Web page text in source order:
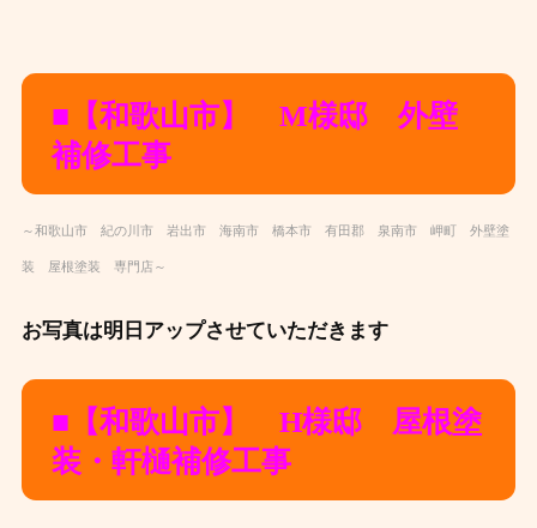
■【和歌山市】 M様邸 外壁
補修工事
～和歌山市 紀の川市 岩出市 海南市 橋本市 有田郡 泉南市 岬町 外壁塗
装 屋根塗装 専門店～
お写真は明日アップさせていただきます ‍
■【和歌山市】 H様邸 屋根塗
装・軒樋補修工事